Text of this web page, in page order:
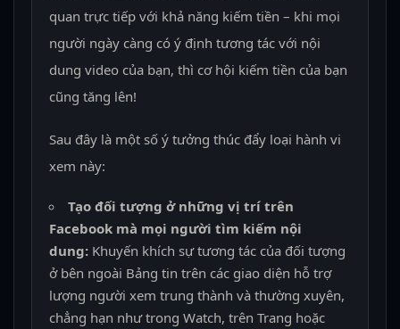
quan trực tiếp với khả năng kiếm tiền – khi mọi
người ngày càng có ý định tương tác với nội
dung video của bạn, thì cơ hội kiếm tiền của bạn
cũng tăng lên!
Sau đây là một số ý tưởng thúc đẩy loại hành vi
xem này:
Tạo đối tượng ở những vị trí trên
Facebook mà mọi người tìm kiếm nội
dung:Khuyến khích sự tương tác của đối tượng
ở bên ngoài Bảng tin trên các giao diện hỗ trợ
lượng người xem trung thành và thường xuyên,
chẳng hạn như trong Watch, trên Trang hoặc